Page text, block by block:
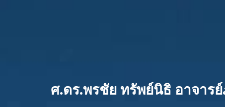
ศ.ดร.พรชัย ทรัพย์นิธิ อาจาร